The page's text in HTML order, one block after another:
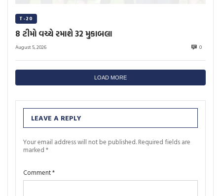
T-20
8 ટીમો વચ્ચે રમાશે 32 મુકાબલા
August 5, 2026 0
LOAD MORE
LEAVE A REPLY
Your email address will not be published. Required fields are
marked *
Comment*